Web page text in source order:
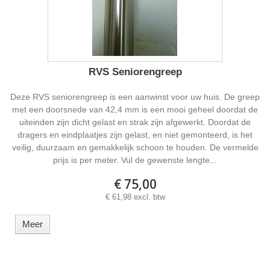
RVS Seniorengreep
Deze RVS seniorengreep is een aanwinst voor uw huis. De greep
met een doorsnede van 42,4 mm is een mooi geheel doordat de
uiteinden zijn dicht gelast en strak zijn afgewerkt. Doordat de
dragers en eindplaatjes zijn gelast, en niet gemonteerd, is het
veilig, duurzaam en gemakkelijk schoon te houden. De vermelde
prijs is per meter. Vul de gewenste lengte...
€ 75,00
€ 61,98 excl. btw
Meer